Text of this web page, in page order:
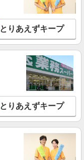
とりあえずキープ
とりあえずキープ